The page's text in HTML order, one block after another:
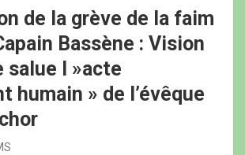
de la grève de la faim
Bassène : Vision
salue l »acte
humain » de l’évêque